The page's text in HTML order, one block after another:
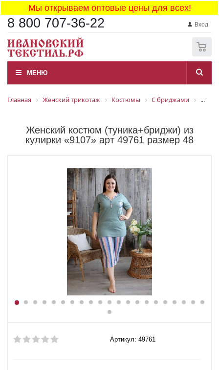
Мы открываем оптовые цены для всех!
8 800 707-36-22 Вход
МЕНЮ
Главная Женский трикотаж Костюмы С бриджами ...
Женский костюм (туника+бриджи) из
кулирки «9107» арт 49761 размер 48
Артикул: 49761